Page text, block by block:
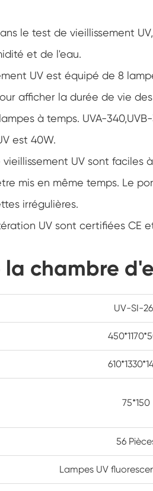
Chambre
Chambre
Chambre de
Dispositifs de
photovoltaïques
Chambre du
photovoltaïque
Chambre
Chambre de
Chambre
Chambre de
Chambre
Équipement
conservation
le test de vieillissement
et de l'eau.
UV est équipé de 8
afficher la durée de vie
à temps. UVA-
est 40W.
UV sont faciles
mis en même temps. Le
irrégulières.
UV sont certifiées CE
chambre
UV-SI-
75*150
56
Lampes UV